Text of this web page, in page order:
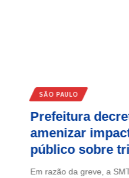
SÃO PAULO
Prefeitura
amenizar
público sobre
Em razão da greve, a